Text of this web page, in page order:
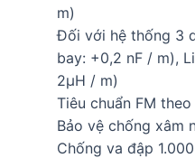
m)
Đối với hệ thống 3
bay: +0,2 nF / m),
2µH / m)
Tiêu chuẩn FM theo
Bảo vệ chống xâm
Chống va đập